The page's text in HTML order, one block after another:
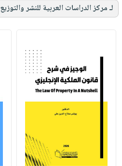
لـ مركز الدراسات العربية للنشر والتوزيع